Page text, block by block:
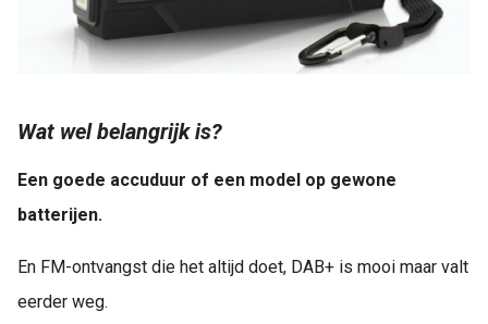
Wat wel belangrijk is?
Een goede accuduur of een model op gewone
batterijen.
En FM-ontvangst die het altijd doet, DAB+ is mooi maar valt
eerder weg.